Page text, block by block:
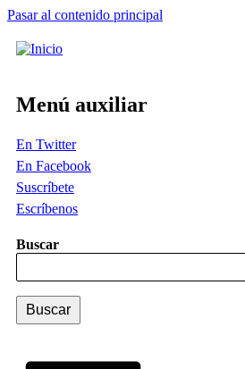
Pasar al contenido principal
Menú auxiliar
En Twitter
En Facebook
Suscríbete
Escríbenos
Buscar